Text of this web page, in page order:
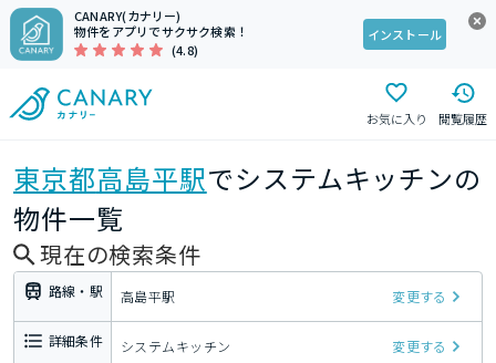
CANARY(カナリー)
物件をアプリでサクサク検索！
(4.8)
インストール
お気に入り 閲覧履歴
東京都高島平駅でシステムキッチンの
物件一覧
現在の検索条件
路線・駅 高島平駅 変更する
詳細条件 システムキッチン 変更する